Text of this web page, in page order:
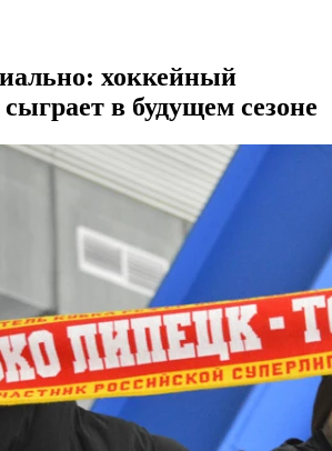
хоккейный
в будущем сезоне